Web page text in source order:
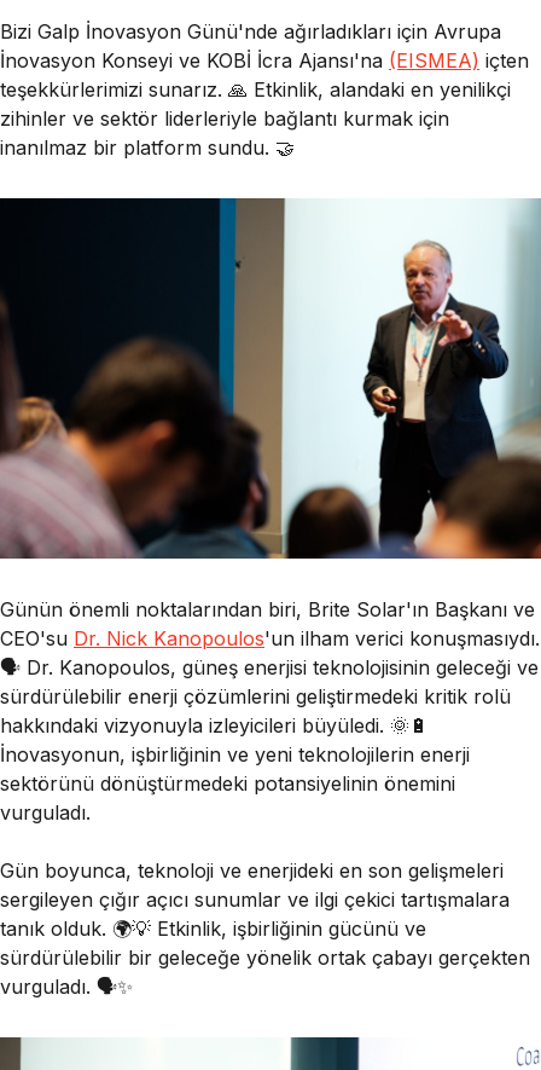
Bizi Galp İnovasyon Günü'nde ağırladıkları için Avrupa
İnovasyon Konseyi ve KOBİ İcra Ajansı'na (EISMEA) içten
teşekkürlerimizi sunarız. 🙏 Etkinlik, alandaki en yenilikçi
zihinler ve sektör liderleriyle bağlantı kurmak için
inanılmaz bir platform sundu. 🤝
Günün önemli noktalarından biri, Brite Solar'ın Başkanı ve
CEO'su Dr. Nick Kanopoulos'un ilham verici konuşmasıydı.
🗣️ Dr. Kanopoulos, güneş enerjisi teknolojisinin geleceği ve
sürdürülebilir enerji çözümlerini geliştirmedeki kritik rolü
hakkındaki vizyonuyla izleyicileri büyüledi. 🌞🔋
İnovasyonun, işbirliğinin ve yeni teknolojilerin enerji
sektörünü dönüştürmedeki potansiyelinin önemini
vurguladı.
Gün boyunca, teknoloji ve enerjideki en son gelişmeleri
sergileyen çığır açıcı sunumlar ve ilgi çekici tartışmalara
tanık olduk. 🌍💡 Etkinlik, işbirliğinin gücünü ve
sürdürülebilir bir geleceğe yönelik ortak çabayı gerçekten
vurguladı. 🗣️✨